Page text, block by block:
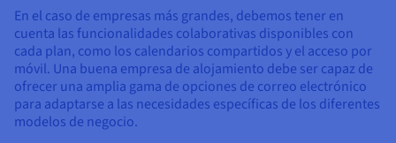
En el caso de empresas más grandes, debemos tener en
cuenta las funcionalidades colaborativas disponibles con
cada plan, como los calendarios compartidos y el acceso por
móvil. Una buena empresa de alojamiento debe ser capaz de
ofrecer una amplia gama de opciones de correo electrónico
para adaptarse a las necesidades específicas de los diferentes
modelos de negocio.